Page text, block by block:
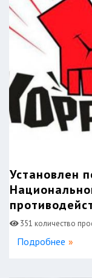
Установлен
351 количество
Подробнее